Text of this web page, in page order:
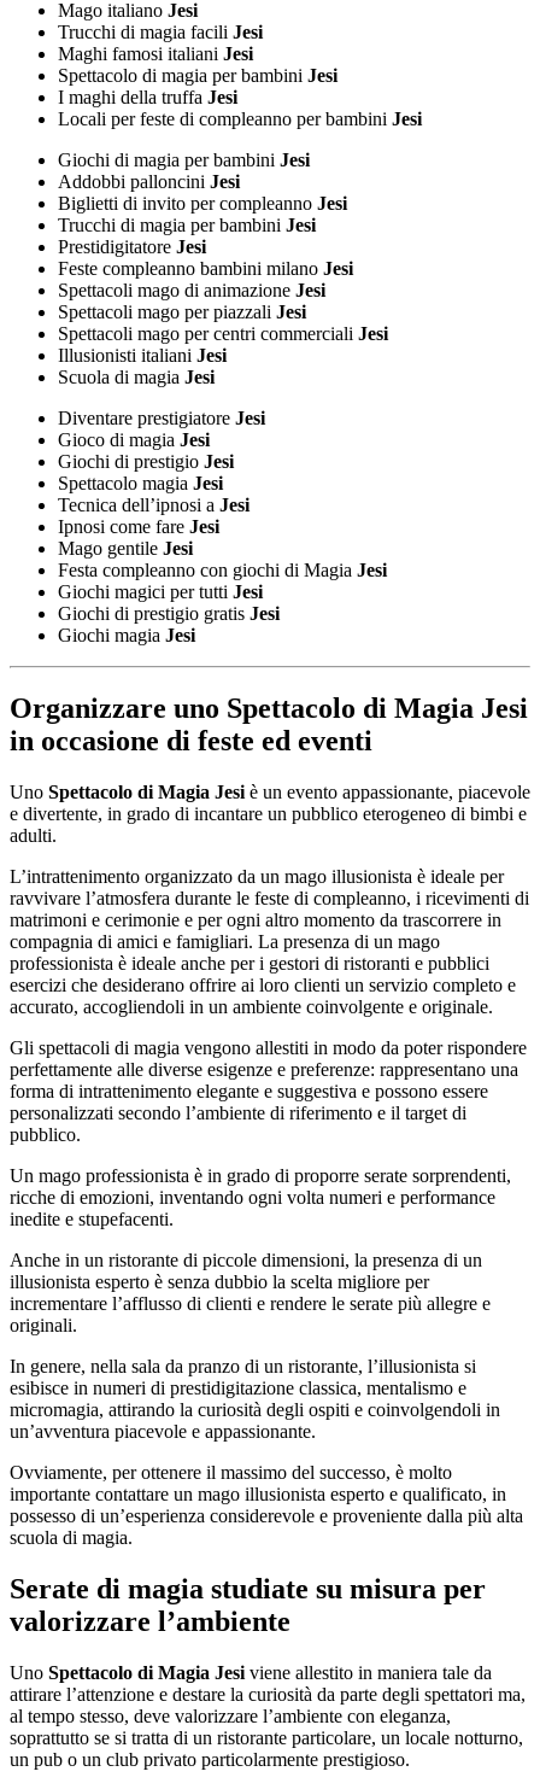
Mago italiano Jesi
Trucchi di magia facili Jesi
Maghi famosi italiani Jesi
Spettacolo di magia per bambini Jesi
I maghi della truffa Jesi
Locali per feste di compleanno per bambini Jesi
Giochi di magia per bambini Jesi
Addobbi palloncini Jesi
Biglietti di invito per compleanno Jesi
Trucchi di magia per bambini Jesi
Prestidigitatore Jesi
Feste compleanno bambini milano Jesi
Spettacoli mago di animazione Jesi
Spettacoli mago per piazzali Jesi
Spettacoli mago per centri commerciali Jesi
Illusionisti italiani Jesi
Scuola di magia Jesi
Diventare prestigiatore Jesi
Gioco di magia Jesi
Giochi di prestigio Jesi
Spettacolo magia Jesi
Tecnica dell’ipnosi a Jesi
Ipnosi come fare Jesi
Mago gentile Jesi
Festa compleanno con giochi di Magia Jesi
Giochi magici per tutti Jesi
Giochi di prestigio gratis Jesi
Giochi magia Jesi
Organizzare uno Spettacolo di Magia Jesi
in occasione di feste ed eventi
Uno Spettacolo di Magia Jesi è un evento appassionante, piacevole
e divertente, in grado di incantare un pubblico eterogeneo di bimbi e
adulti.
L’intrattenimento organizzato da un mago illusionista è ideale per
ravvivare l’atmosfera durante le feste di compleanno, i ricevimenti di
matrimoni e cerimonie e per ogni altro momento da trascorrere in
compagnia di amici e famigliari. La presenza di un mago
professionista è ideale anche per i gestori di ristoranti e pubblici
esercizi che desiderano offrire ai loro clienti un servizio completo e
accurato, accogliendoli in un ambiente coinvolgente e originale.
Gli spettacoli di magia vengono allestiti in modo da poter rispondere
perfettamente alle diverse esigenze e preferenze: rappresentano una
forma di intrattenimento elegante e suggestiva e possono essere
personalizzati secondo l’ambiente di riferimento e il target di
pubblico.
Un mago professionista è in grado di proporre serate sorprendenti,
ricche di emozioni, inventando ogni volta numeri e performance
inedite e stupefacenti.
Anche in un ristorante di piccole dimensioni, la presenza di un
illusionista esperto è senza dubbio la scelta migliore per
incrementare l’afflusso di clienti e rendere le serate più allegre e
originali.
In genere, nella sala da pranzo di un ristorante, l’illusionista si
esibisce in numeri di prestidigitazione classica, mentalismo e
micromagia, attirando la curiosità degli ospiti e coinvolgendoli in
un’avventura piacevole e appassionante.
Ovviamente, per ottenere il massimo del successo, è molto
importante contattare un mago illusionista esperto e qualificato, in
possesso di un’esperienza considerevole e proveniente dalla più alta
scuola di magia.
Serate di magia studiate su misura per
valorizzare l’ambiente
Uno Spettacolo di Magia Jesi viene allestito in maniera tale da
attirare l’attenzione e destare la curiosità da parte degli spettatori ma,
al tempo stesso, deve valorizzare l’ambiente con eleganza,
soprattutto se si tratta di un ristorante particolare, un locale notturno,
un pub o un club privato particolarmente prestigioso.